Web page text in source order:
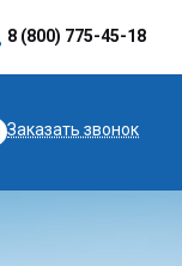
8 (800) 775-45-18
Заказать звонок